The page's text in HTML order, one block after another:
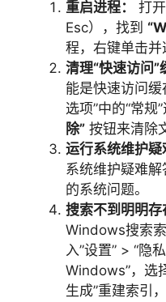
重启进程：
打
Esc），找到
程，右键单击并
清理“快速访问”
能是快速访问缓
选项”中的“常规
除” 按钮来清除
运行系统维护疑
系统维护疑难
的系统问题。
搜索不到明明存
Windows搜索
入”设置” > “隐
Windows”，选
生成”重建索引